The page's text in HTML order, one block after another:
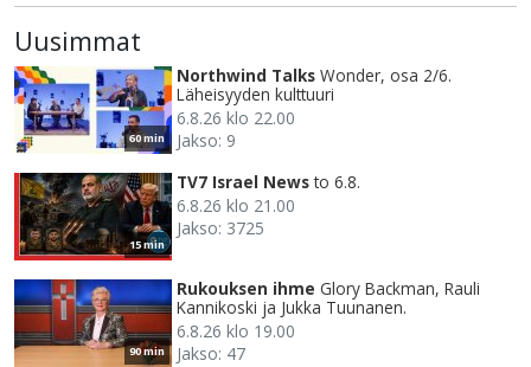
Uusimmat
60 min
Northwind Talks Wonder, osa 2/6.
Läheisyyden kulttuuri
6.8.26 klo 22.00
Jakso: 9
15 min
TV7 Israel News to 6.8.
6.8.26 klo 21.00
Jakso: 3725
90 min
Rukouksen ihme Glory Backman, Rauli
Kannikoski ja Jukka Tuunanen.
6.8.26 klo 19.00
Jakso: 47